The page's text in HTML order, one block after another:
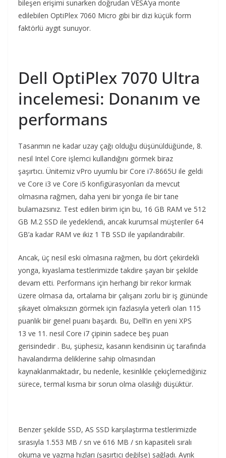
bileşen erişimi sunarken doğrudan VESA’ya monte
edilebilen OptiPlex 7060 Micro gibi bir dizi küçük form
faktörlü aygıt sunuyor.
Dell OptiPlex 7070 Ultra
incelemesi: Donanım ve
performans
Tasarımın ne kadar uzay çağı olduğu düşünüldüğünde, 8.
nesil Intel Core işlemci kullandığını görmek biraz
şaşırtıcı. Ünitemiz vPro uyumlu bir Core i7-8665U ile geldi
ve Core i3 ve Core i5 konfigürasyonları da mevcut
olmasına rağmen, daha yeni bir yonga ile bir tane
bulamazsınız. Test edilen birim için bu, 16 GB RAM ve 512
GB M.2 SSD ile yedeklendi, ancak kurumsal müşteriler 64
GB’a kadar RAM ve ikiz 1 TB SSD ile yapılandırabilir.
Ancak, üç nesil eski olmasına rağmen, bu dört çekirdekli
yonga, kıyaslama testlerimizde takdire şayan bir şekilde
devam etti. Performans için herhangi bir rekor kırmak
üzere olmasa da, ortalama bir çalışanı zorlu bir iş gününde
şikayet olmaksızın görmek için fazlasıyla yeterli olan 115
puanlık bir genel puanı başardı. Bu, Dell’in en yeni XPS
13 ve 11. nesil Core i7 çipinin sadece beş puan
gerisindedir . Bu, şüphesiz, kasanın kendisinin üç tarafında
havalandırma deliklerine sahip olmasından
kaynaklanmaktadır, bu nedenle, kesinlikle çekiçlemediğiniz
sürece, termal kısma bir sorun olma olasılığı düşüktür.
Benzer şekilde SSD, AS SSD karşılaştırma testlerimizde
sırasıyla 1.553 MB / sn ve 616 MB / sn kapasiteli sıralı
okuma ve yazma hızları (şaşırtıcı değilse) sağladı. Ayrık